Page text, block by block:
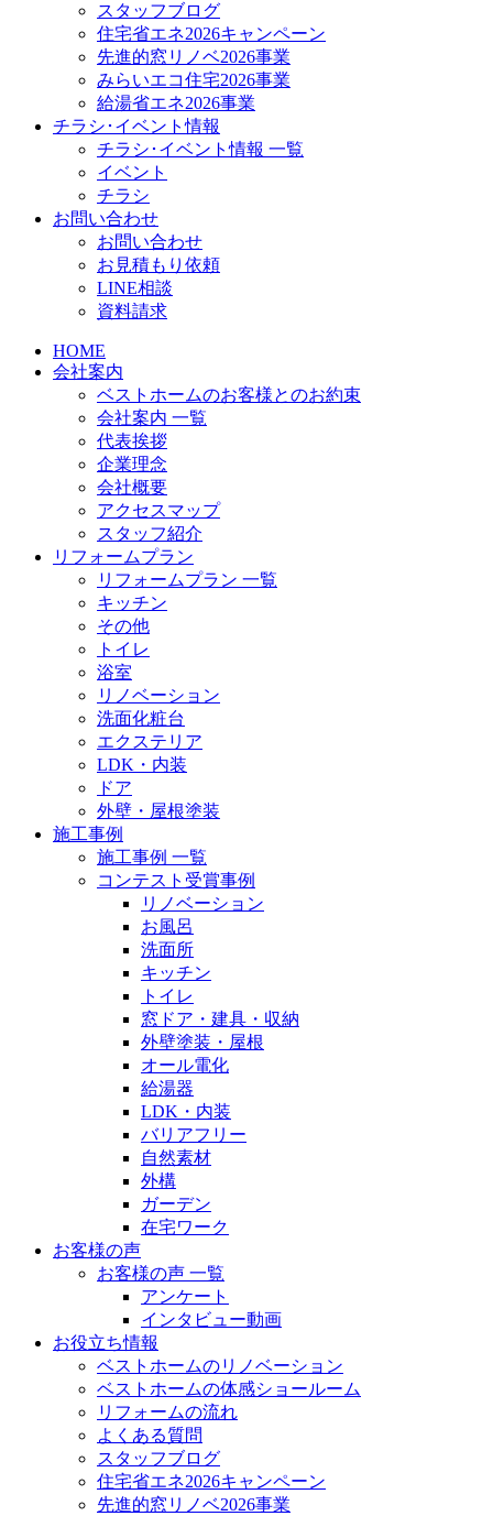
スタッフブログ
住宅省エネ2026キャンペーン
先進的窓リノベ2026事業
みらいエコ住宅2026事業
給湯省エネ2026事業
チラシ･イベント情報
チラシ･イベント情報 一覧
イベント
チラシ
お問い合わせ
お問い合わせ
お見積もり依頼
LINE相談
資料請求
HOME
会社案内
ベストホームのお客様とのお約束
会社案内 一覧
代表挨拶
企業理念
会社概要
アクセスマップ
スタッフ紹介
リフォームプラン
リフォームプラン 一覧
キッチン
その他
トイレ
浴室
リノベーション
洗面化粧台
エクステリア
LDK・内装
ドア
外壁・屋根塗装
施工事例
施工事例 一覧
コンテスト受賞事例
リノベーション
お風呂
洗面所
キッチン
トイレ
窓ドア・建具・収納
外壁塗装・屋根
オール電化
給湯器
LDK・内装
バリアフリー
自然素材
外構
ガーデン
在宅ワーク
お客様の声
お客様の声 一覧
アンケート
インタビュー動画
お役立ち情報
ベストホームのリノベーション
ベストホームの体感ショールーム
リフォームの流れ
よくある質問
スタッフブログ
住宅省エネ2026キャンペーン
先進的窓リノベ2026事業